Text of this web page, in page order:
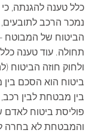
כלל טענה להגנתה,
נמכר הרכב
הביטוח של המבוטח
תחולה. עוד טענה
ולחוק חוזה הביטוח
ביטוח הוא הסכם
בין מבטחת לבין רכב,
פוליסת ביטוח
והמבטחת לא בחרה